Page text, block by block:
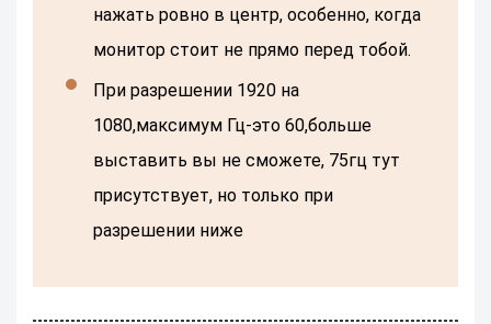
нажать ровно в центр, особенно, когда
монитор стоит не прямо перед тобой.
При разрешении 1920 на
1080,максимум Гц-это 60,больше
выставить вы не сможете, 75гц тут
присутствует, но только при
разрешении ниже